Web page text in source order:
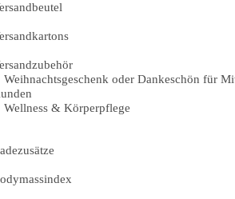
Weihnachtsgeschenk oder Dankeschön für
Wellness & Körperpflege